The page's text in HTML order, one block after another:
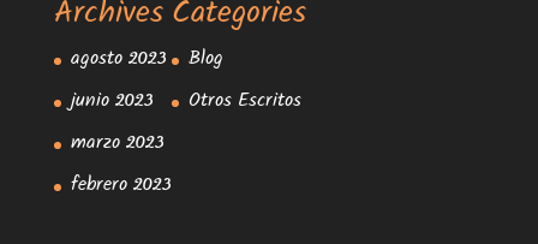
Archives
agosto 2023
junio 2023
marzo 2023
febrero 2023
Categories
Blog
Otros Escritos